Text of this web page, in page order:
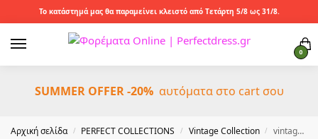
Το κατάστημά μας θα παραμείνει κλειστό από Τετάρτη 5/8 ως 31/8.
0
SUMMER OFFER -20%αυτόματα στο cart σου
Αρχική σελίδα / PERFECT COLLECTIONS / Vintage Collection / vintage καρφίτσα πλέγμα & πέτρες Iris κόκκινο